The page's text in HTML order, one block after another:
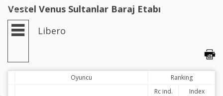
Vestel Venus Sultanlar Baraj Etabı
Libero
Oyuncu
Ranking
Rc ind.
Index